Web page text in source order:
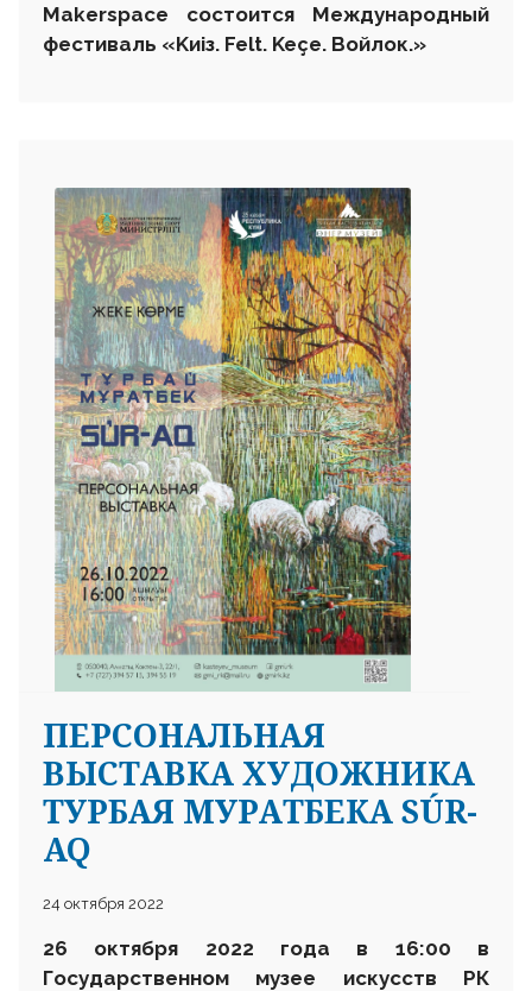
Makerspace
состоится Международный
фестиваль «Kиiз. Felt. Keçe. Войлок.»
ПЕРСОНАЛЬНАЯ
ВЫСТАВКА ХУДОЖНИКА
ТУРБАЯ МУРАТБЕКА SÚR-
AQ
24 октября 2022
26 октября 2022 года в 16:00 в
Государственном музее искусств РК